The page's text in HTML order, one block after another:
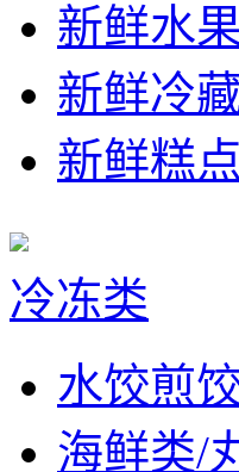
新鲜水果
新鲜冷
新鲜糕点
冷冻类
水饺煎
海鲜类/